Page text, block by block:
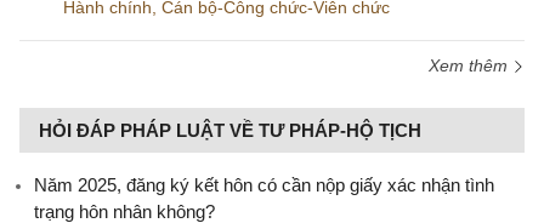
Hành chính Cán bộ-Công chức-Viên chức
Xem thêm
HỎI ĐÁP PHÁP LUẬT VỀ TƯ PHÁP-HỘ TỊCH
Năm 2025, đăng ký kết hôn có cần nộp giấy xác nhận tình
trạng hôn nhân không?